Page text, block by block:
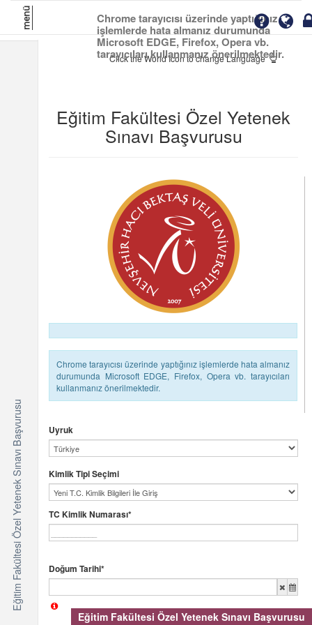
Eğitim Fakültesi Özel Yetenek Sınavı Başvurusu
menü Chrome tarayıcısı üzerinde yaptığınız
işlemlerde hata almanız durumunda
Microsoft EDGE, Firefox, Opera vb.
tarayıcıları kullanmanız önerilmektedir.
Eğitim Fakültesi Özel Yetenek Sınavı Başvurusu
Click the World Icon to change Language
Eğitim Fakültesi Özel Yetenek
Sınavı Başvurusu
Chrome tarayıcısı üzerinde yaptığınız işlemlerde hata almanız
durumunda Microsoft EDGE, Firefox, Opera vb. tarayıcıları
kullanmanız önerilmektedir.
Uyruk
Kimlik Tipi Seçimi
TC Kimlik Numarası*
Doğum Tarihi*